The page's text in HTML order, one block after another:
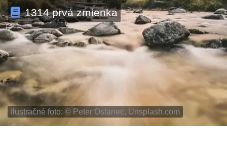
1314prvá zmienka
Ilustračné foto: © Peter Oslanec, Unsplash.com